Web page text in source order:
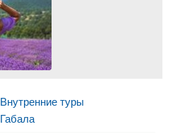
Внутренние туры
Габала